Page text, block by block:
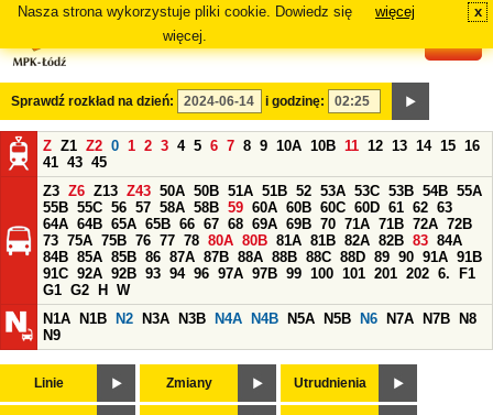
Nasza strona wykorzystuje pliki cookie. Dowiedz się
więcej.
więcej x
Sprawdź rozkład na dzień: i godzinę:
Z Z1 Z2 0 1 2 3 4 5 6 7 8 9 10A 10B 11 12 13 14 15 16
41 43 45
Z3 Z6 Z13 Z43 50A 50B 51A 51B 52 53A 53C 53B 54B 55A
55B 55C 56 57 58A 58B 59 60A 60B 60C 60D 61 62 63
64A 64B 65A 65B 66 67 68 69A 69B 70 71A 71B 72A 72B
73 75A 75B 76 77 78 80A 80B 81A 81B 82A 82B 83 84A
84B 85A 85B 86 87A 87B 88A 88B 88C 88D 89 90 91A 91B
91C 92A 92B 93 94 96 97A 97B 99 100 101 201 202 6.
F1
G1 G2 H
W
N1A
N1B N2 N3A N3B N4A N4B N5A N5B N6 N7A N7B
N8
N9
Linie Zmiany Utrudnienia